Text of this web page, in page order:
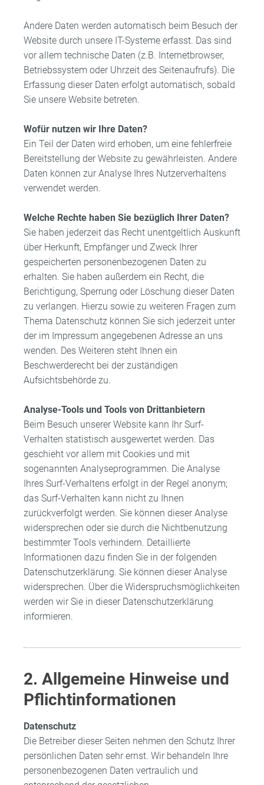
Andere Daten werden automatisch beim Besuch der
Website durch unsere IT-Systeme erfasst. Das sind
vor allem technische Daten (z.B. Internetbrowser,
Betriebssystem oder Uhrzeit des Seitenaufrufs). Die
Erfassung dieser Daten erfolgt automatisch, sobald
Sie unsere Website betreten.
Wofür nutzen wir Ihre Daten?
Ein Teil der Daten wird erhoben, um eine fehlerfreie
Bereitstellung der Website zu gewährleisten. Andere
Daten können zur Analyse Ihres Nutzerverhaltens
verwendet werden.
Welche Rechte haben Sie bezüglich Ihrer Daten?
Sie haben jederzeit das Recht unentgeltlich Auskunft
über Herkunft, Empfänger und Zweck Ihrer
gespeicherten personenbezogenen Daten zu
erhalten. Sie haben außerdem ein Recht, die
Berichtigung, Sperrung oder Löschung dieser Daten
zu verlangen. Hierzu sowie zu weiteren Fragen zum
Thema Datenschutz können Sie sich jederzeit unter
der im Impressum angegebenen Adresse an uns
wenden. Des Weiteren steht Ihnen ein
Beschwerderecht bei der zuständigen
Aufsichtsbehörde zu.
Analyse-Tools und Tools von Drittanbietern
Beim Besuch unserer Website kann Ihr Surf-
Verhalten statistisch ausgewertet werden. Das
geschieht vor allem mit Cookies und mit
sogenannten Analyseprogrammen. Die Analyse
Ihres Surf-Verhaltens erfolgt in der Regel anonym;
das Surf-Verhalten kann nicht zu Ihnen
zurückverfolgt werden. Sie können dieser Analyse
widersprechen oder sie durch die Nichtbenutzung
bestimmter Tools verhindern. Detaillierte
Informationen dazu finden Sie in der folgenden
Datenschutzerklärung. Sie können dieser Analyse
widersprechen. Über die Widerspruchsmöglichkeiten
werden wir Sie in dieser Datenschutzerklärung
informieren.
2. Allgemeine Hinweise und
Pflichtinformationen
Datenschutz
Die Betreiber dieser Seiten nehmen den Schutz Ihrer
persönlichen Daten sehr ernst. Wir behandeln Ihre
personenbezogenen Daten vertraulich und